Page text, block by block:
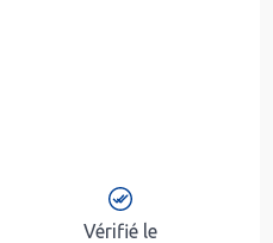
Vérifié le